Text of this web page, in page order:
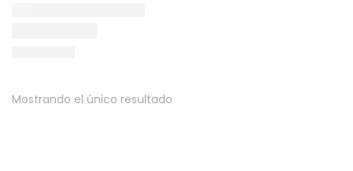
Mostrando el único resultado